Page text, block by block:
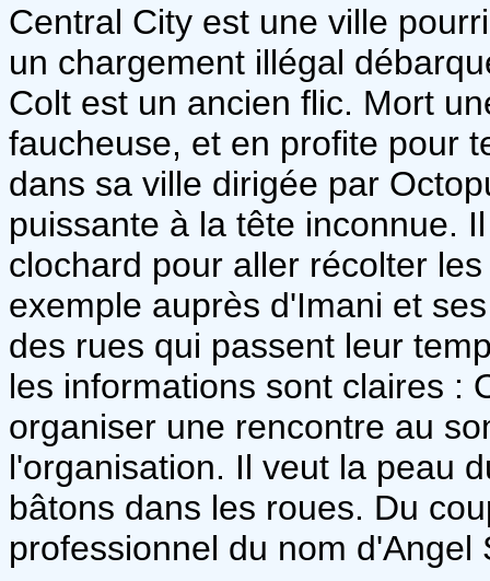
Central City est une ville
un chargement illégal
Colt est un ancien flic. Mort
faucheuse, et en profite pour
dans sa ville dirigée par
puissante à la tête inconnue.
clochard pour aller récolter
exemple auprès d'Imani et
des rues qui passent leur
les informations sont claires :
organiser une rencontre au
l'organisation. Il veut la peau
bâtons dans les roues. Du
professionnel du nom d'Angel